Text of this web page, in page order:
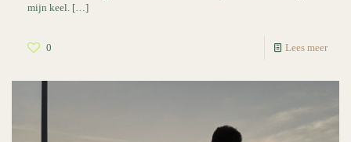
mijn keel. […]
0 Lees meer